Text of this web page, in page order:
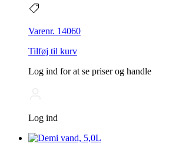
Varenr. 14060
Tilføj til kurv
Log ind for at se priser og handle
Log ind